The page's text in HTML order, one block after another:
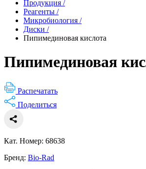
Продукция /
Реагенты /
Микробиология /
Диски /
Пипимединовая кислота
Пипимединовая
Распечатать
Поделиться
Кат. Номер: 68638
Бренд: Bio-Rad